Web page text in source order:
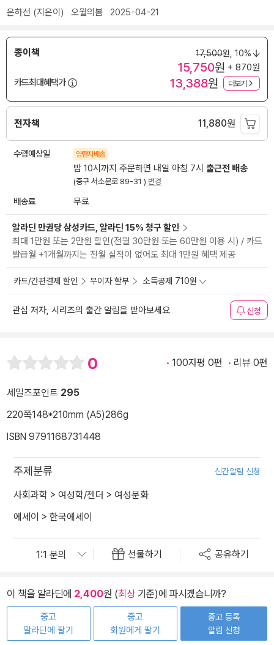
은하선 (지은이) 오월의봄 2025-04-21
종이책 17,500원, 10%
15,750원 + 870원
카드최대혜택가
13,388원 더보기
전자책 11,880원
수령예상일 양탄자배송
밤 10시까지 주문하면 내일 아침 7시 출근전 배송
(중구 서소문로 89-31 ) 변경
배송료 무료
알라딘 만권당 삼성카드, 알라딘 15% 청구 할인
최대 1만원 또는 2만원 할인(전월 30만원 또는 60만원 이용 시) / 카드
발급월 +1개월까지는 전월 실적이 없어도 최대 1만원 혜택 제공
카드/간편결제 할인 무이자 할부 소득공제 710원
관심 저자, 시리즈의 출간 알림을 받아보세요 신청
0 100자평 0편 리뷰 0편
세일즈포인트 295
220쪽148*210mm (A5)286g
ISBN 9791168731448
주제분류 신간알림 신청
사회과학 > 여성학/젠더 > 여성문화
에세이 > 한국에세이
선물하기 공유하기
이 책을 알라딘에 2,400원 (최상기준)에 파시겠습니까?
중고
알라딘에 팔기
중고
회원에게 팔기
중고 등록
알림 신청